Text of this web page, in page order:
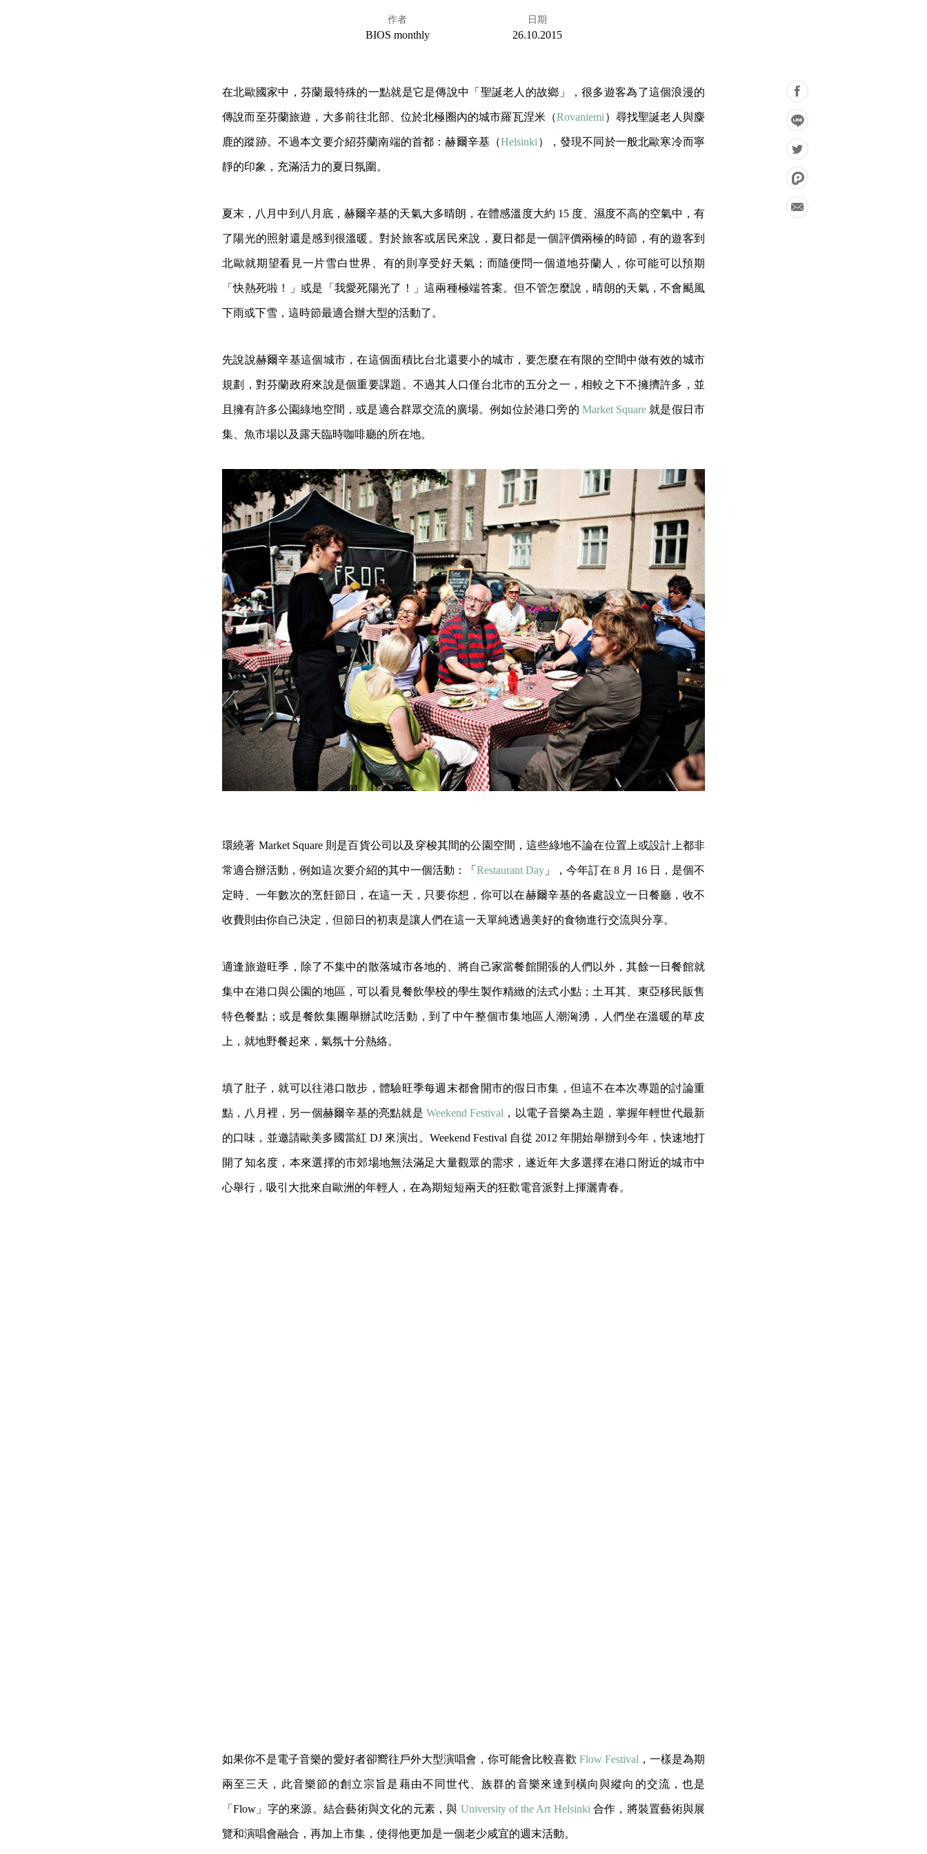
作者
BIOS monthly
日期
26.10.2015
在北歐國家中，芬蘭最特殊的一點就是它是傳說中「聖誕老人的故鄉」，很多遊客為了這個浪漫的
傳說而至芬蘭旅遊，大多前往北部、位於北極圈內的城市羅瓦涅米（Rovaniemi ）尋找聖誕老人與麋
鹿的蹤跡。不過本文要介紹芬蘭南端的首都：赫爾辛基（Helsinki ），發現不同於一般北歐寒冷而寧
靜的印象，充滿活力的夏日氛圍。
夏末，八月中到八月底，赫爾辛基的天氣大多晴朗，在體感溫度大約 15 度、濕度不高的空氣中，有
了陽光的照射還是感到很溫暖。對於旅客或居民來說，夏日都是一個評價兩極的時節，有的遊客到
北歐就期望看見一片雪白世界、有的則享受好天氣；而隨便問一個道地芬蘭人，你可能可以預期
「快熱死啦！」或是「我愛死陽光了！」這兩種極端答案。但不管怎麼說，晴朗的天氣，不會颳風
下雨或下雪，這時節最適合辦大型的活動了。
先說說赫爾辛基這個城市，在這個面積比台北還要小的城市，要怎麼在有限的空間中做有效的城市
規劃，對芬蘭政府來說是個重要課題。不過其人口僅台北市的五分之一，相較之下不擁擠許多，並
且擁有許多公園綠地空間，或是適合群眾交流的廣場。例如位於港口旁的 Market Square 就是假日市
集、魚市場以及露天臨時咖啡廳的所在地。
環繞著 Market Square 則是百貨公司以及穿梭其間的公園空間，這些綠地不論在位置上或設計上都非
常適合辦活動，例如這次要介紹的其中一個活動：「Restaurant Day 」，今年訂在 8 月 16 日，是個不
定時、一年數次的烹飪節日，在這一天，只要你想，你可以在赫爾辛基的各處設立一日餐廳，收不
收費則由你自己決定，但節日的初衷是讓人們在這一天單純透過美好的食物進行交流與分享。
適逢旅遊旺季，除了不集中的散落城市各地的、將自己家當餐館開張的人們以外，其餘一日餐館就
集中在港口與公園的地區，可以看見餐飲學校的學生製作精緻的法式小點；土耳其、東亞移民販售
特色餐點；或是餐飲集團舉辦試吃活動，到了中午整個市集地區人潮洶湧，人們坐在溫暖的草皮
上，就地野餐起來，氣氛十分熱絡。
填了肚子，就可以往港口散步，體驗旺季每週末都會開市的假日市集，但這不在本次專題的討論重
點，八月裡，另一個赫爾辛基的亮點就是 Weekend Festival ，以電子音樂為主題，掌握年輕世代最新
的口味，並邀請歐美多國當紅 DJ 來演出。Weekend Festival 自從 2012 年開始舉辦到今年，快速地打
開了知名度，本來選擇的市郊場地無法滿足大量觀眾的需求，遂近年大多選擇在港口附近的城市中
心舉行，吸引大批來自歐洲的年輕人，在為期短短兩天的狂歡電音派對上揮灑青春。
如果你不是電子音樂的愛好者卻嚮往戶外大型演唱會，你可能會比較喜歡 Flow Festival ，一樣是為期
兩至三天，此音樂節的創立宗旨是藉由不同世代、族群的音樂來達到橫向與縱向的交流，也是
「Flow」字的來源。結合藝術與文化的元素，與 University of the Art Helsinki 合作，將裝置藝術與展
覽和演唱會融合，再加上市集，使得他更加是一個老少咸宜的週末活動。